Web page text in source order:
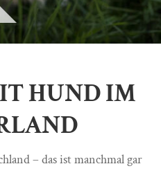
HUND IM
– das ist manchmal gar